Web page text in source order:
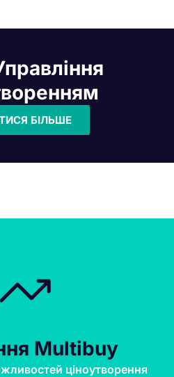
БІЛЬШЕ
Multibuy
ціноутворення